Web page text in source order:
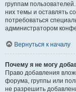
группам
них темы и оставлять
потребоваться
администратором
Вернуться к началу
Почему я не могу
Право добавления
форума, группы или
не разрешить